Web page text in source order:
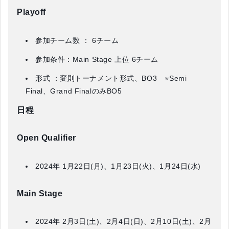
Playoff
参加チーム数 ： 6チーム
参加条件：Main Stage 上位 6チーム
形式 ：変則トーナメント形式、BO3 ※Semi
Final、Grand FinalのみBO5
日程
Open Qualifier
2024年 1月22日(月)、1月23日(火)、1月24日(水)
Main Stage
2024年 2月3日(土)、2月4日(日)、2月10日(土)、2月